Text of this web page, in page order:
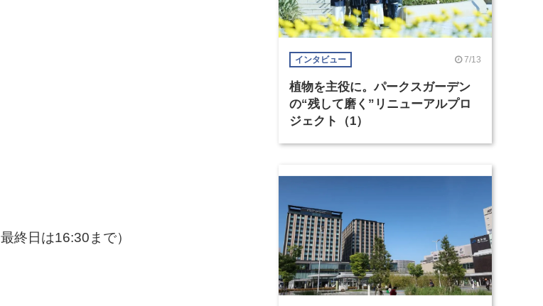
終日は16:30まで）
インタビュー 7/13
植物を主役に。パークスガーデン
の“残して磨く”リニューアルプロ
ジェクト（1）